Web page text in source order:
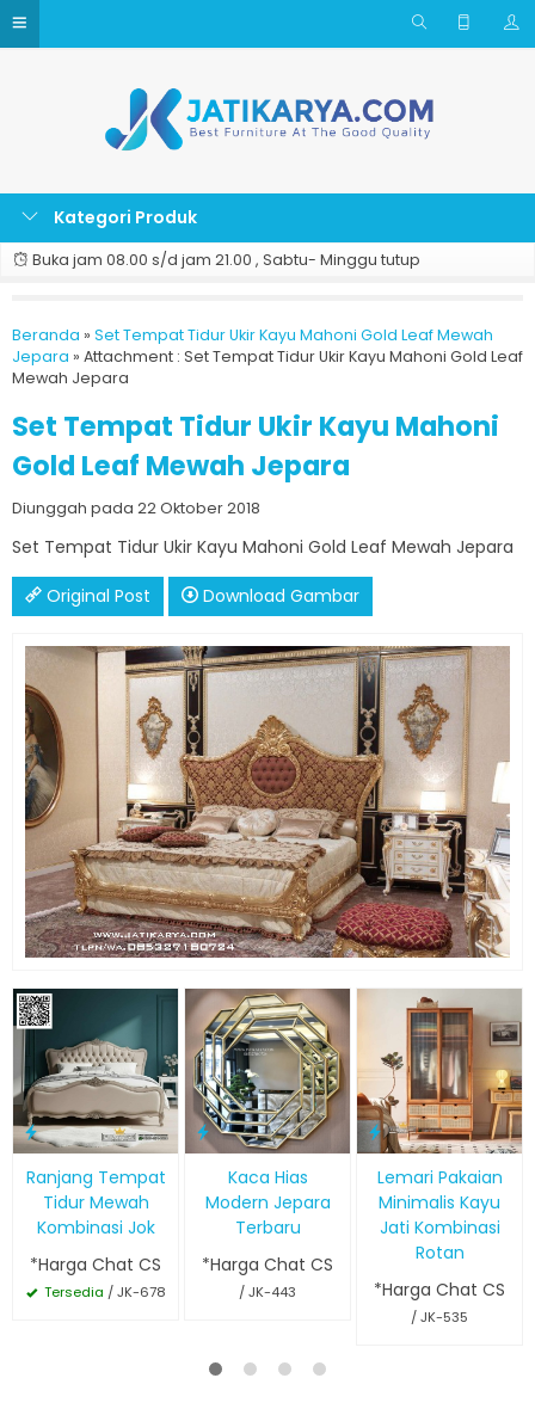
Kategori Produk
Buka jam 08.00 s/d jam 21.00 , Sabtu- Minggu tutup
Beranda » Set Tempat Tidur Ukir Kayu Mahoni Gold Leaf Mewah
Jepara » Attachment : Set Tempat Tidur Ukir Kayu Mahoni Gold Leaf
Mewah Jepara
Set Tempat Tidur Ukir Kayu Mahoni
Gold Leaf Mewah Jepara
Diunggah pada 22 Oktober 2018
Set Tempat Tidur Ukir Kayu Mahoni Gold Leaf Mewah Jepara
Original Post Download Gambar
Ranjang Tempat
Tidur Mewah
Kombinasi Jok
*Harga Chat CS
Tersedia / JK-678
Kaca Hias
Modern Jepara
Terbaru
*Harga Chat CS
/ JK-443
Lemari Pakaian
Minimalis Kayu
Jati Kombinasi
Rotan
*Harga Chat CS
/ JK-535